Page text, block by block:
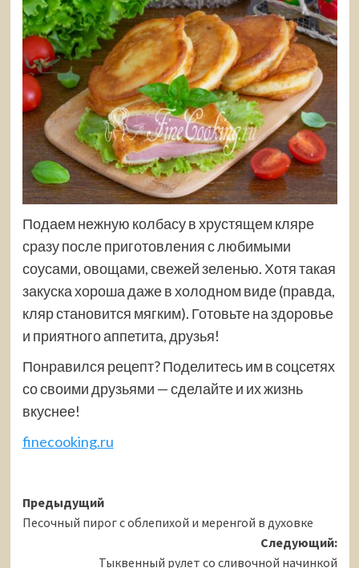
Подаем нежную колбасу в хрустящем кляре
сразу после приготовления с любимыми
соусами, овощами, свежей зеленью. Хотя такая
закуска хороша даже в холодном виде (правда,
кляр становится мягким). Готовьте на здоровье
и приятного аппетита, друзья!
Понравился рецепт? Поделитесь им в соцсетях
со своими друзьями — сделайте и их жизнь
вкуснее!
finecooking.ru
Навигация
записи
Предыдущий
Песочный пирог с облепихой и меренгой в духовке
Следующий:
Тыквенный рулет со сливочной начинкой